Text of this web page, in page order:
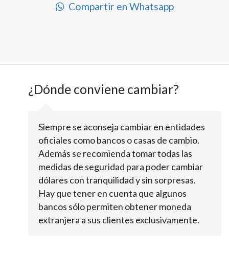
Compartir en Whatsapp
¿Dónde conviene cambiar?
Siempre se aconseja cambiar en entidades
oficiales como bancos o casas de cambio.
Además se recomienda tomar todas las
medidas de seguridad para poder cambiar
dólares con tranquilidad y sin sorpresas.
Hay que tener en cuenta que algunos
bancos sólo permiten obtener moneda
extranjera a sus clientes exclusivamente.